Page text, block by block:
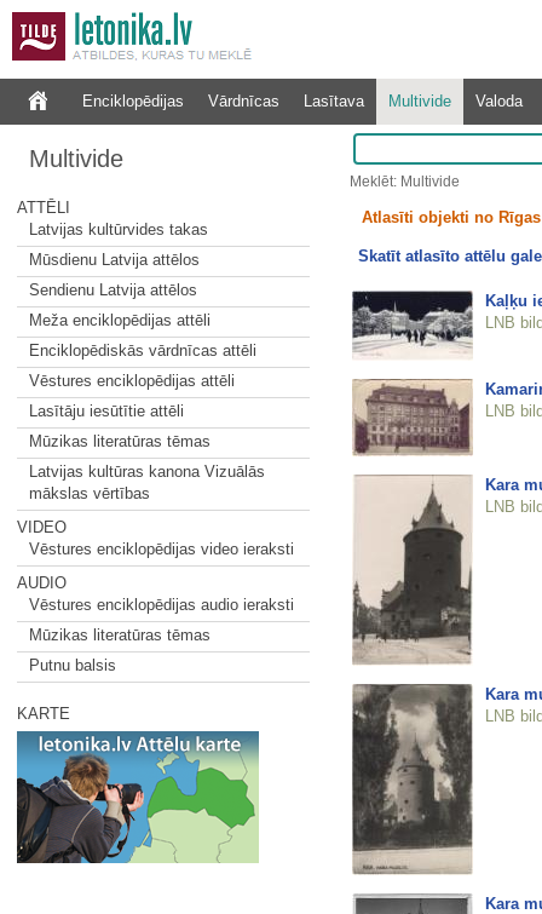
Enciklopēdijas Vārdnīcas Lasītava Multivide Valoda
Multivide
ATTĒLI
Latvijas kultūrvides takas
Mūsdienu Latvija attēlos
Sendienu Latvija attēlos
Meža enciklopēdijas attēli
Enciklopēdiskās vārdnīcas attēli
Vēstures enciklopēdijas attēli
Lasītāju iesūtītie attēli
Mūzikas literatūras tēmas
Latvijas kultūras kanona Vizuālās
mākslas vērtības
VIDEO
Vēstures enciklopēdijas video ieraksti
AUDIO
Vēstures enciklopēdijas audio ieraksti
Mūzikas literatūras tēmas
Putnu balsis
KARTE
Meklēt: Multivide
Atlasīti objekti no
Skatīt atlasīto attēlu
Kaļķu
LNB
LNB
Kara
LNB
Kara
LNB
Kara